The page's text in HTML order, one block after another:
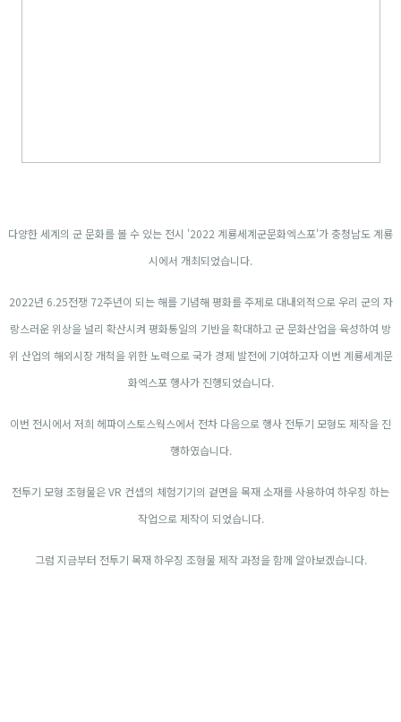
다양한 세계의 군 문화를 볼 수 있는 전시 '2022 계룡세계군문화엑스포'가 충청남도 계룡
시에서 개최되었습니다.
2022년 6.25전쟁 72주년이 되는 해를 기념해 평화를 주제로 대내외적으로 우리 군의 자
랑스러운 위상을 널리 확산시켜 평화통일의 기반을 확대하고 군 문화산업을 육성하여 방
위 산업의 해외시장 개척을 위한 노력으로 국가 경제 발전에 기여하고자 이번 계룡세계문
화엑스포 행사가 진행되었습니다.
이번 전시에서 저희 헤파이스토스웍스에서 전차 다음으로 행사 전투기 모형도 제작을 진
행하였습니다.
전투기 모형 조형물은 VR 컨셉의 체험기기의 겉면을 목재 소재를 사용하여 하우징 하는
작업으로 제작이 되었습니다.
그럼 지금부터 전투기 목재 하우징 조형물 제작 과정을 함께 알아보겠습니다.